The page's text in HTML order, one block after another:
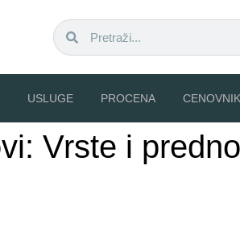
USLUGE PROCENA CENOVNIK
Vrste i